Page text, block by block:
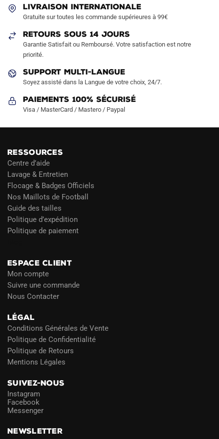
être
choisies
sur
page
produit
LIVRAISON INTERNATIONALE
Gratuite sur toutes les commande supérieures à 99€
RETOURS SOUS 14 JOURS
Garantie Satisfait ou Remboursé. Votre satisfaction est notre
priorité.
SUPPORT MULTI-LANGUE
Soyez assisté dans la Langue de votre choix, 24/7.
Paiements 100% Sécurisé
Visa / MasterCard / Mastero / Paypal
RESSOURCES
Centre d’aide
Lavage & Entretien
Flocage & Badges Officiels
Nos Maillots de Football
Guide des tailles
Politique d’expédition
Politique de paiement
ESPACE CLIENT
Mon compte
Suivre une commande
Nous Contacter
LÉGAL
Conditions Générales de Vente
Politique de Confidentialité
Politique de Retours
Mentions Légales
SUIVEZ-NOUS
Instagram
Facebook
Messenger
NEWSLETTER